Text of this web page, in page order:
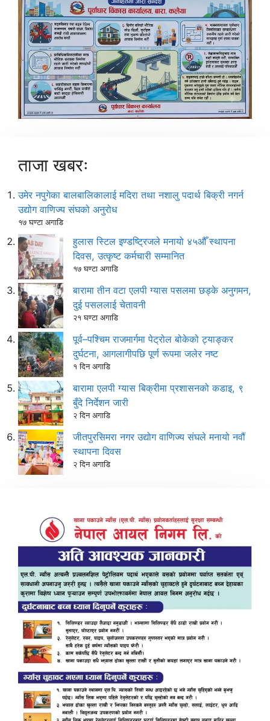
ताजा खबरः
उमेर नपुगेका बालबालिकालाई मदिरा तथा नशालु पदार्थ बिक्री नगर्न
उद्योग वाणिज्य संघको अनुरोध
१७ घण्टा अगाडि
हुलास स्टिल इण्डष्ट्रिजले मनायो ४५औँ स्थापना
दिवस, उत्कृष्ट कर्मचारी सम्मानित
१७ घण्टा अगाडि
बारामा तीन वटा एलपी ग्यास पसलमा छड्के अनुगमन,
दुई पसललाई चेतावनी
२१ घण्टा अगाडि
पूर्व–पश्चिम राजमार्गमा पेट्रोल बोकेको ट्याङ्कर
दुर्घटना, आगलागीपछि पूर्ण रूपमा जलेर नष्ट
१ दिन अगाडि
बारामा एलपी ग्यास बिक्रीमा प्रशासनको कडाइ, ९
बुँदे निर्देशन जारी
२ दिन अगाडि
जीतपुरसिमरा नगर उद्योग वाणिज्य संघले मनायो नवौं
स्थापना दिवस
२ दिन अगाडि